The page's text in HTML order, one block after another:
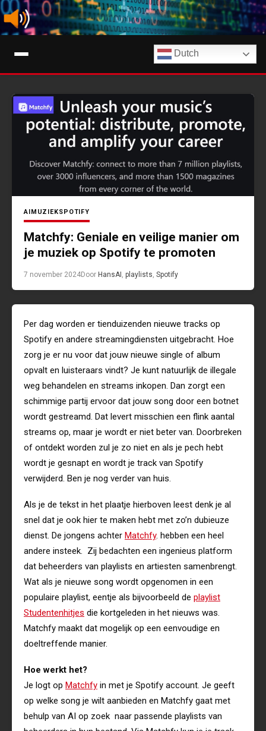
naar
de
inhoudTips, nieuws en info over streaming muziekdiensten en AI-muziek
Dutch
AI MUZIEKSPOTIFY
Matchfy: Geniale en veilige manier om
je muziek op Spotify te promoten
7 november 2024Door HansAI , playlists, Spotify
Per dag worden er tienduizenden nieuwe tracks op
Spotify en andere streamingdiensten uitgebracht. Hoe
zorg je er nu voor dat jouw nieuwe single of album
opvalt en luisteraars vindt? Je kunt natuurlijk de illegale
weg behandelen en streams inkopen. Dan zorgt een
schimmige partij ervoor dat jouw song door een botnet
wordt gestreamd. Dat levert misschien een flink aantal
streams op, maar je wordt er niet beter van. Doorbreken
of ontdekt worden zul je zo niet en als je pech hebt
wordt je gesnapt en wordt je track van Spotify
verwijderd. Ben je nog verder van huis.
Als je de tekst in het plaatje hierboven leest denk je al
snel dat je ook hier te maken hebt met zo’n dubieuze
dienst. De jongens achter Matchfy. hebben een heel
andere insteek. Zij bedachten een ingenieus platform
dat beheerders van playlists en artiesten samenbrengt.
Wat als je nieuwe song wordt opgenomen in een
populaire playlist, eentje als bijvoorbeeld de playlist
Studentenhitjes die kortgeleden in het nieuws was.
Matchfy maakt dat mogelijk op een eenvoudige en
doeltreffende manier.
Hoe werkt het?
Je logt op Matchfy in met je Spotify account. Je geeft
op welke song je wilt aanbieden en Matchfy gaat met
behulp van AI op zoek naar passende playlists van